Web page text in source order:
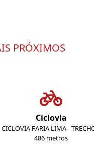
PRÓXIMOS
Ciclovia
CICLOVIA FARIA LIMA -
486 metros